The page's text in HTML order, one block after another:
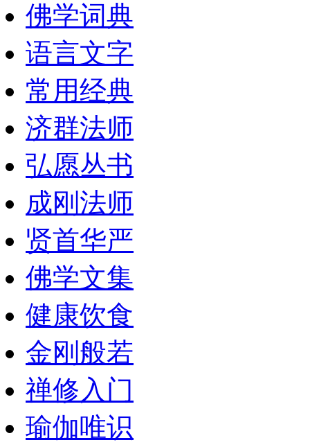
佛学词典
语言文字
常用经典
济群法师
弘愿丛书
成刚法师
贤首华严
佛学文集
健康饮食
金刚般若
禅修入门
瑜伽唯识